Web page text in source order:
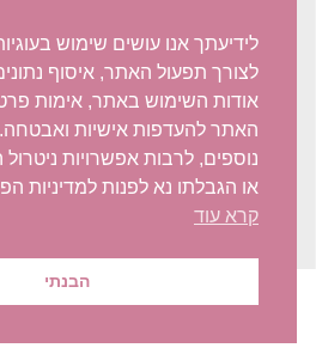
משלוחים
מדיניות פרטיות
ביטול עסקה – החזרות / החלפות
הצהרת נגישות
לצורך תפעול האתר, איסוף
אודות השימוש באתר, אימות
האתר להעדפות אישיות
נוספים, לרבות אפשרויות ניטרול
או הגבלתו נא לפנות למדיניות
קרא עוד
הבנתי